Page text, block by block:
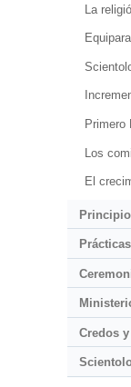
La
Primero
Los
El
Credos